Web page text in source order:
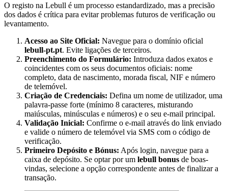
O registo na Lebull é um processo estandardizado, mas a precisão
dos dados é crítica para evitar problemas futuros de verificação ou
levantamento.
Acesso ao Site Oficial: Navegue para o domínio oficial
lebull-pt.pt. Evite ligações de terceiros.
Preenchimento do Formulário: Introduza dados exatos e
coincidentes com os seus documentos oficiais: nome
completo, data de nascimento, morada fiscal, NIF e número
de telemóvel.
Criação de Credenciais: Defina um nome de utilizador, uma
palavra-passe forte (mínimo 8 caracteres, misturando
maiúsculas, minúsculas e números) e o seu e-mail principal.
Validação Inicial: Confirme o e-mail através do link enviado
e valide o número de telemóvel via SMS com o código de
verificação.
Primeiro Depósito e Bónus: Após login, navegue para a
caixa de depósito. Se optar por um lebull bonus de boas-
vindas, selecione a opção correspondente antes de finalizar a
transação.